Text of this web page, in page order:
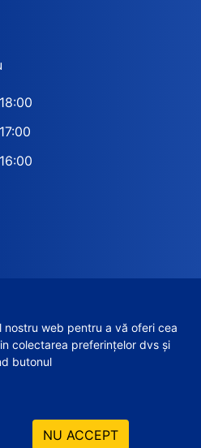
«VERIX-GRUP»
nostru web pentru a vă oferi cea
colectarea preferințelor dvs și
butonul
NU ACCEPT